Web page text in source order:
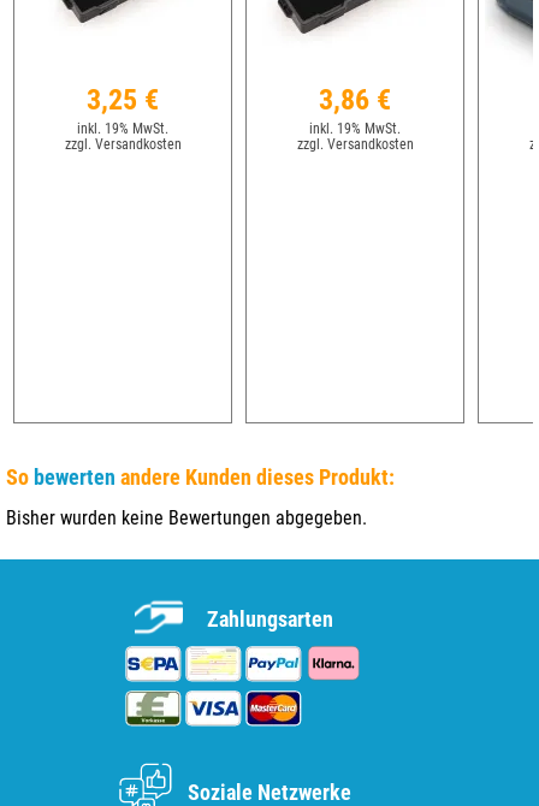
3,25 €
inkl. 19% MwSt.
zzgl. Versandkosten
3,86 €
inkl. 19% MwSt.
zzgl. Versandkosten
So bewerten andere Kunden dieses Produkt:
Bisher wurden keine Bewertungen abgegeben.
Zahlungsarten
Soziale Netzwerke